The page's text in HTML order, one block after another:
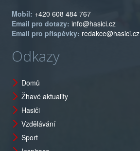
Mobil: +420 608 484 767
Email pro dotazy: info@hasici.cz
Email pro příspěvky: redakce@hasici.cz
Odkazy
Domů
Žhavé aktuality
Hasiči
Vzdělávání
Sport